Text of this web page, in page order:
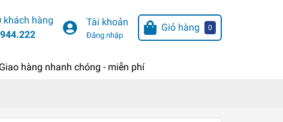
khách hàng
Tài khoản
Đăng nhập
Giỏ hàng 0
Giao hàng nhanh chóng - miễn phí